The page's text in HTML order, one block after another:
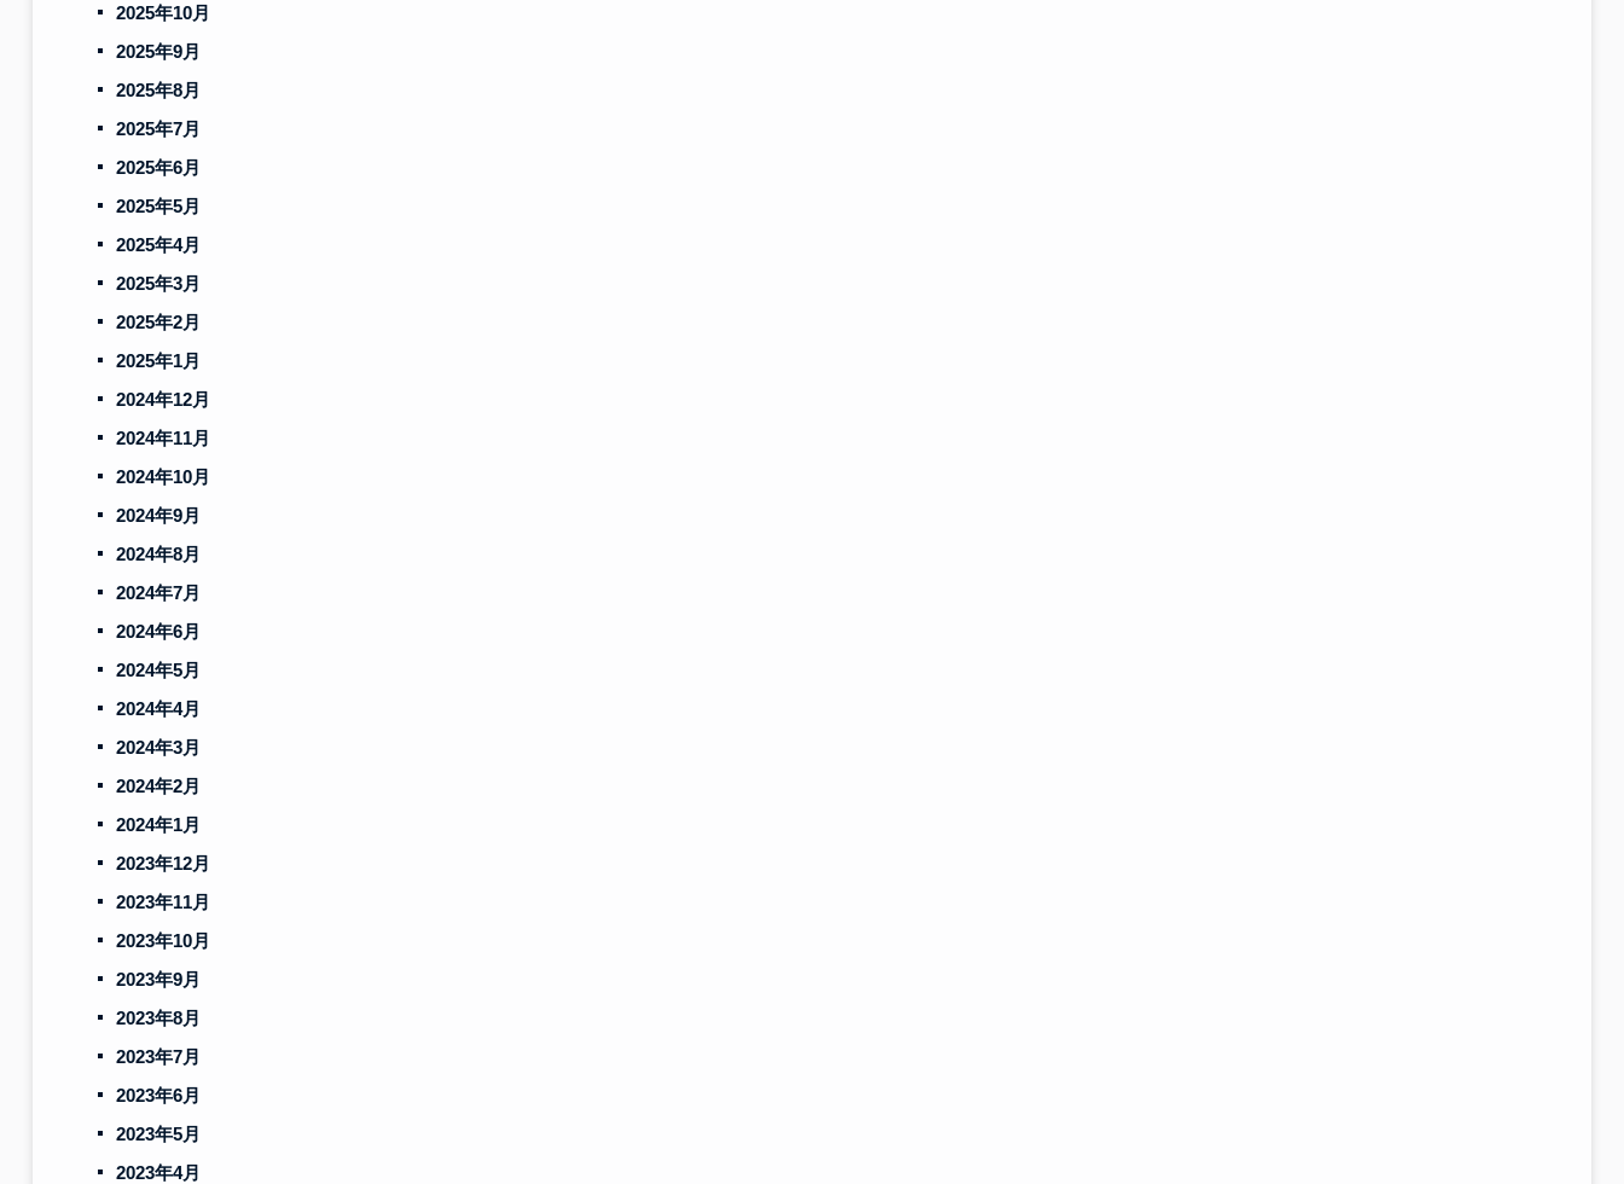
2025年10月
2025年9月
2025年8月
2025年7月
2025年6月
2025年5月
2025年4月
2025年3月
2025年2月
2025年1月
2024年12月
2024年11月
2024年10月
2024年9月
2024年8月
2024年7月
2024年6月
2024年5月
2024年4月
2024年3月
2024年2月
2024年1月
2023年12月
2023年11月
2023年10月
2023年9月
2023年8月
2023年7月
2023年6月
2023年5月
2023年4月